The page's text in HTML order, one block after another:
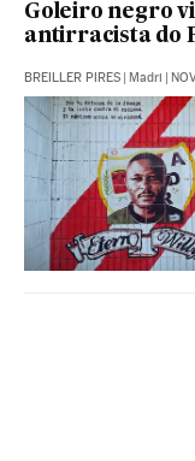
Goleiro negro
antirracista do
BREILLER PIRES | Madri |